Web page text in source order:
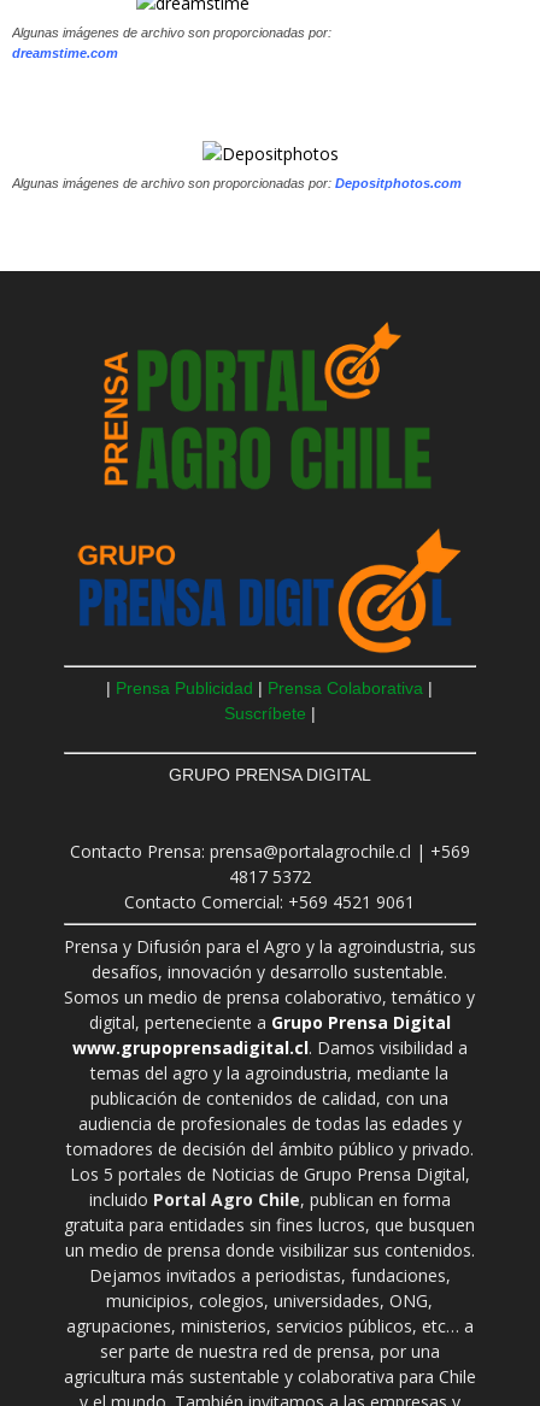
Algunas imágenes de archivo son proporcionadas por:
dreamstime.com
Algunas imágenes de archivo son proporcionadas por: Depositphotos.com
| Prensa Publicidad | Prensa Colaborativa |
Suscríbete |
GRUPO PRENSA DIGITAL
Contacto Prensa: prensa@portalagrochile.cl | +569
4817 5372
Contacto Comercial: +569 4521 9061
Prensa y Difusión para el Agro y la agroindustria, sus
desafíos, innovación y desarrollo sustentable.
Somos un medio de prensa colaborativo, temático y
digital, perteneciente a Grupo Prensa Digital
www.grupoprensadigital.cl. Damos visibilidad a
temas del agro y la agroindustria, mediante la
publicación de contenidos de calidad, con una
audiencia de profesionales de todas las edades y
tomadores de decisión del ámbito público y privado.
Los 5 portales de Noticias de Grupo Prensa Digital,
incluido Portal Agro Chile, publican en forma
gratuita para entidades sin fines lucros, que busquen
un medio de prensa donde visibilizar sus contenidos.
Dejamos invitados a periodistas, fundaciones,
municipios, colegios, universidades, ONG,
agrupaciones, ministerios, servicios públicos, etc… a
ser parte de nuestra red de prensa, por una
agricultura más sustentable y colaborativa para Chile